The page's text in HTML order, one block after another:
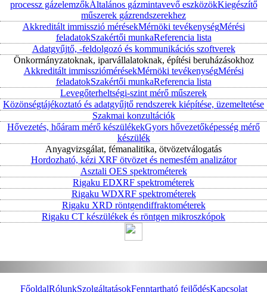
processz gázelemzőkÁltalános gázmintavevő eszközökKiegészítő
műszerek gázrendszerekhez
Akkreditált immisszió mérésekMérnöki tevékenységMérési
feladatokSzakértői munkaReferencia lista
Adatgyűjtő, -feldolgozó és kommunikációs szoftverek
Önkormányzatoknak, iparvállalatoknak, építési beruházásokhoz
Akkreditált immissziómérésekMérnöki tevékenységMérési
feladatokSzakértői munkaReferencia lista
Levegőterheltségi-szint mérő műszerek
Közönségtájékoztató és adatgyűjtő rendszerek kiépítése, üzemeltetése
Szakmai konzultációk
Hővezetés, hőáram mérő készülékekGyors hővezetőképesség mérő
készülék
Anyagvizsgálat, fémanalitika, ötvözetválogatás
Hordozható, kézi XRF ötvözet és nemesfém analizátor
Asztali OES spektrométerek
Rigaku EDXRF spektrométerek
Rigaku WDXRF spektrométerek
Rigaku XRD röntgendiffraktométerek
Rigaku CT készülékek és röntgen mikroszkópok
FőoldalRólunkSzolgáltatásokFenntartható fejlődésKapcsolat